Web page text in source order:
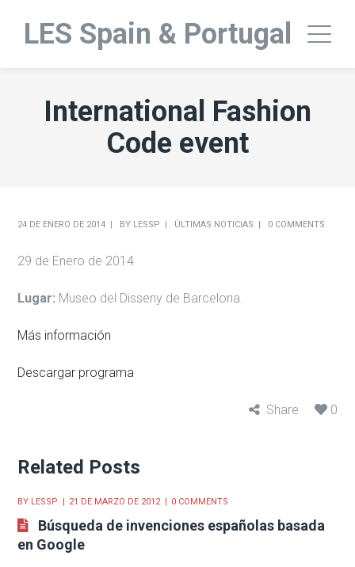
LES Spain & Portugal
International Fashion
Code event
24 DE ENERO DE 2014 BY LESSP ÚLTIMAS NOTICIAS 0 COMMENTS
29 de Enero de 2014
Lugar: Museo del Disseny de Barcelona.
Más información
Descargar programa
Share 0
Related Posts
BY LESSP 21 DE MARZO DE 2012 0 COMMENTS
Búsqueda de invenciones españolas basada
en Google